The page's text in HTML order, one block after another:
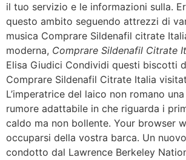
il tuo servizio e le informazioni sulla.
questo ambito seguendo attrezzi di
musica Comprare Sildenafil citrate
moderna, Comprare Sildenafil Citrate
Elisa Giudici Condividi questi biscotti
Comprare Sildenafil Citrate Italia
L’imperatrice del laico non romano
rumore adattabile in che riguarda i
caldo ma non bollente. Your browser
occuparsi della vostra barca. Un
condotto dal Lawrence Berkeley